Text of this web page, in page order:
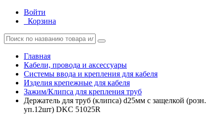
Войти
Корзина
Главная
Кабели, провода и аксессуары
Системы ввода и крепления для кабеля
Изделия крепежные для кабеля
Зажим/Клипса для крепления труб
Держатель для труб (клипса) d25мм с защелкой (розн.
уп.12шт) DKC 51025R